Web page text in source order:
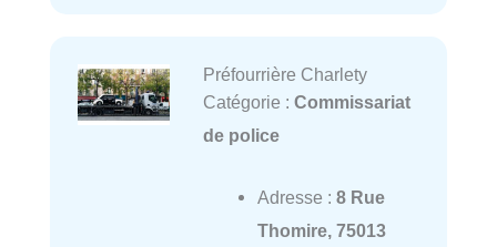
Préfourrière Charlety
Catégorie : Commissariat
de police
Adresse : 8 Rue
Thomire, 75013